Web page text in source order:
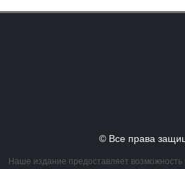
© Все права
Наше издание предоставляет